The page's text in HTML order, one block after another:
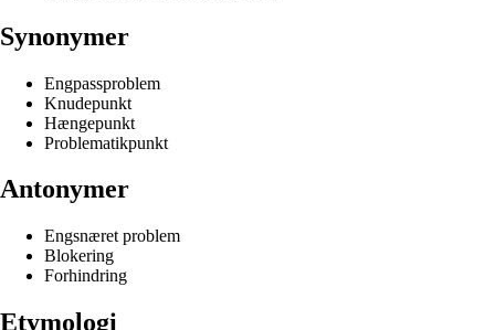
Synonymer
Engpassproblem
Knudepunkt
Hængepunkt
Problematikpunkt
Antonymer
Engsnæret problem
Blokering
Forhindring
Etymologi